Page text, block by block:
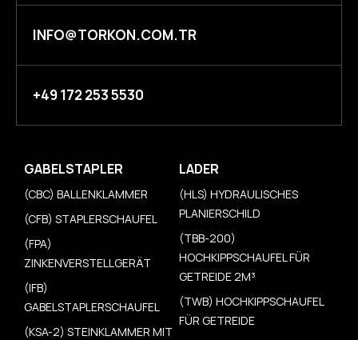
INFO@TORKON.COM.TR
+49 172 253 5530
GABELSTAPLER
(CBC) BALLENKLAMMER
(CFB) STAPLERSCHAUFEL
(FPA)
ZINKENVERSTELLGERÄT
(IFB)
GABELSTAPLERSCHAUFEL
(KSA-2) STEINKLAMMER MIT
LADER
(HLS) HYDRAULISCHES
PLANIERSCHILD
(TBB-200)
HOCHKIPPSCHAUFEL FÜR
GETREIDE 2M³
(TWB) HOCHKIPPSCHAUFEL
FÜR GETREIDE